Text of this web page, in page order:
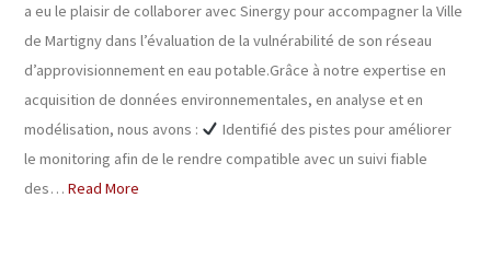
a eu le plaisir de collaborer avec Sinergy pour accompagner la Ville
de Martigny dans l’évaluation de la vulnérabilité de son réseau
d’approvisionnement en eau potable.Grâce à notre expertise en
acquisition de données environnementales, en analyse et en
modélisation, nous avons :
Identifié des pistes pour améliorer
le monitoring afin de le rendre compatible avec un suivi fiable
des… Read More